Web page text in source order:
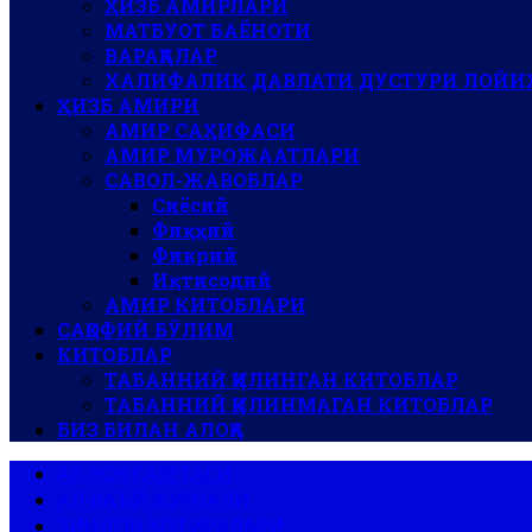
МАТБУОТ БАЁНОТИ
ВАРАҚАЛАР
ХАЛИФАЛИК ДАВЛАТИ ДУСТУРИ
ҲИЗБ АМИРИ
АМИР САҲИФАСИ
АМИР МУРОЖААТЛАРИ
САВОЛ-ЖАВОБЛАР
Сиёсий
Фиқҳий
Фикрий
Иқтисодий
АМИР КИТОБЛАРИ
САҚОФИЙ БЎЛИМ
КИТОБЛАР
ТАБАННИЙ ҚИЛИНГАН КИТОБЛАР
ТАБАННИЙ ҚИЛИНМАГАН КИТОБЛАР
БИЗ БИЛАН АЛОҚА